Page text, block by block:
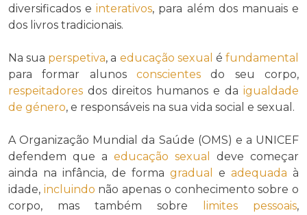
diversificados einterativos, para além dos manuais e
dos livros tradicionais.
Na sua perspetiva, a educação sexual éfundamental
para formar alunos conscientes do seu corpo,
respeitadores dos direitos humanos e da igualdade
de género, e responsáveis na sua vida social e sexual.
A Organização Mundial da Saúde (OMS) e a UNICEF
defendem que a educação sexual
deve começar
ainda na infância, de forma gradual e adequada à
idade, incluindo não apenas o conhecimento sobre o
corpo, mas também sobre
limites pessoais,